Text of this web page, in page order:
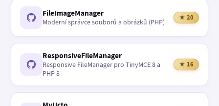
FileImageManager
Moderní správce souborů a obrázků (PHP)
★ 20
ResponsiveFileManager
Responsive FileManager pro TinyMCE 8 a
PHP 8
★ 16